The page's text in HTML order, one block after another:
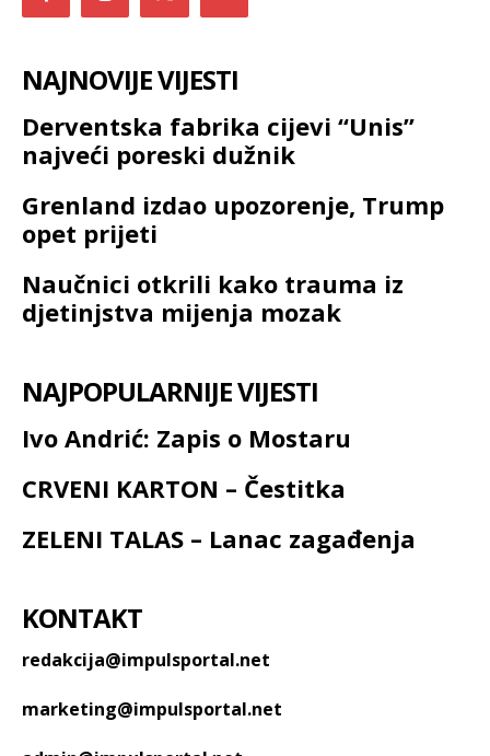
NAJNOVIJE VIJESTI
Derventska fabrika cijevi “Unis”
najveći poreski dužnik
Grenland izdao upozorenje, Trump
opet prijeti
Naučnici otkrili kako trauma iz
djetinjstva mijenja mozak
NAJPOPULARNIJE VIJESTI
Ivo Andrić: Zapis o Mostaru
CRVENI KARTON – Čestitka
ZELENI TALAS – Lanac zagađenja
KONTAKT
redakcija@impulsportal.net
marketing@impulsportal.net